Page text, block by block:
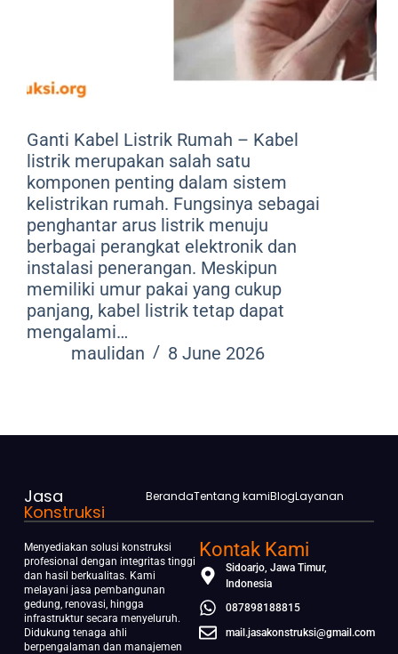
Ganti Kabel Listrik Rumah – Kabel
listrik merupakan salah satu
komponen penting dalam sistem
kelistrikan rumah. Fungsinya sebagai
penghantar arus listrik menuju
berbagai perangkat elektronik dan
instalasi penerangan. Meskipun
memiliki umur pakai yang cukup
panjang, kabel listrik tetap dapat
mengalami…
maulidan
8 June 2026
Jasa
Konstruksi
BerandaTentang kamiBlogLayanan
Menyediakan solusi konstruksi
profesional dengan integritas tinggi
dan hasil berkualitas. Kami
melayani jasa pembangunan
gedung, renovasi, hingga
infrastruktur secara menyeluruh.
Didukung tenaga ahli
berpengalaman dan manajemen
Kontak Kami
Sidoarjo, Jawa Timur,
Indonesia
087898188815
mail.jasakonstruksi@gmail.com